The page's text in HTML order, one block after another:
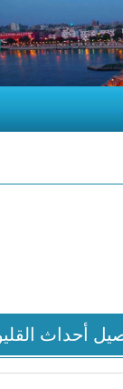
أحداث